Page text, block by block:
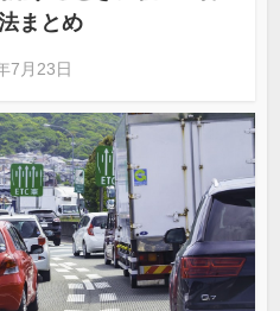
まとめ
7月23日